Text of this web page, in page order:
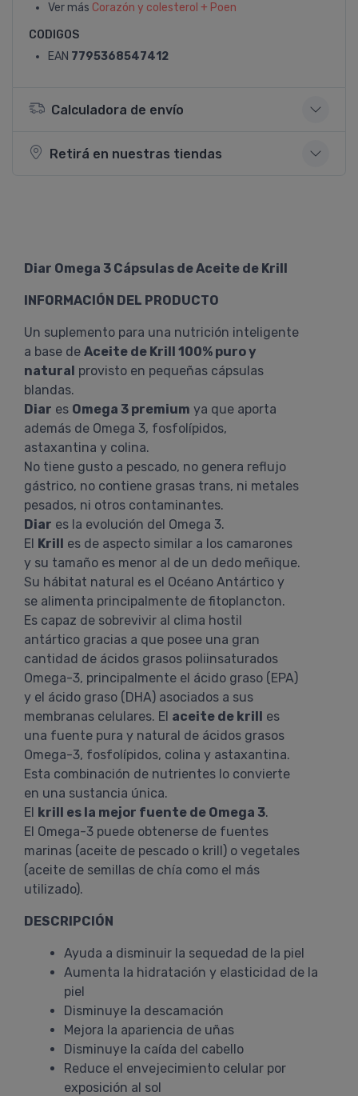
Ver más Corazón y colesterol + Poen
CODIGOS
EAN 7795368547412
Calculadora de envío
Retirá en nuestras tiendas
Diar Omega 3 Cápsulas de Aceite de Krill
INFORMACIÓN DEL PRODUCTO
Un suplemento para una nutrición inteligente
a base de Aceite de Krill 100% puro y
natural provisto en pequeñas cápsulas
blandas.
Diar es Omega 3 premium ya que aporta
además de Omega 3, fosfolípidos,
astaxantina y colina.
No tiene gusto a pescado, no genera reflujo
gástrico, no contiene grasas trans, ni metales
pesados, ni otros contaminantes.
Diar es la evolución del Omega 3.
El Krill es de aspecto similar a los camarones
y su tamaño es menor al de un dedo meñique.
Su hábitat natural es el Océano Antártico y
se alimenta principalmente de fitoplancton.
Es capaz de sobrevivir al clima hostil
antártico gracias a que posee una gran
cantidad de ácidos grasos poliinsaturados
Omega-3, principalmente el ácido graso (EPA)
y el ácido graso (DHA) asociados a sus
membranas celulares. El aceite de krill es
una fuente pura y natural de ácidos grasos
Omega-3, fosfolípidos, colina y astaxantina.
Esta combinación de nutrientes lo convierte
en una sustancia única.
El krill es la mejor fuente de Omega 3.
El Omega-3 puede obtenerse de fuentes
marinas (aceite de pescado o krill) o vegetales
(aceite de semillas de chía como el más
utilizado).
DESCRIPCIÓN
Ayuda a disminuir la sequedad de la piel
Aumenta la hidratación y elasticidad de la
piel
Disminuye la descamación
Mejora la apariencia de uñas
Disminuye la caída del cabello
Reduce el envejecimiento celular por
exposición al sol